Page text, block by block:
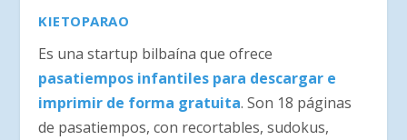
KIETOPARAO
Es una startup bilbaína que ofrece
pasatiempos infantiles para descargar e
imprimir de forma gratuita. Son 18 páginas
de pasatiempos, con recortables, sudokus,